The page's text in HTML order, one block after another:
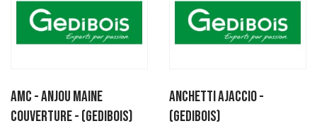
AMC - Anjou Maine
Couverture - (GEDIBOIS)
ANCHETTI AJACCIO -
(GEDIBOIS)